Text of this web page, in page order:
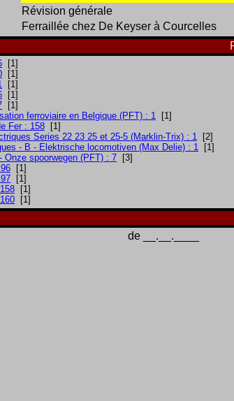
Révision générale
Ferraillée chez De Keyser à Courcelles
[1]
[1]
[1]
[1]
[1]
ferroviaire en Belgique (PFT) : 1 [1]
Fer : 158 [1]
Series 22 23 25 et 25-5 (Marklin-Trix) : 1 [2]
- B - Elektrische locomotiven (Max Delie) : 1 [1]
Onze spoorwegen (PFT) : 7 [3]
[1]
[1]
[1]
[1]
de __.__.____